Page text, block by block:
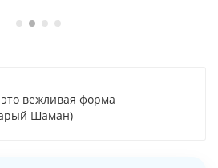
вежливая форма
Шаман)